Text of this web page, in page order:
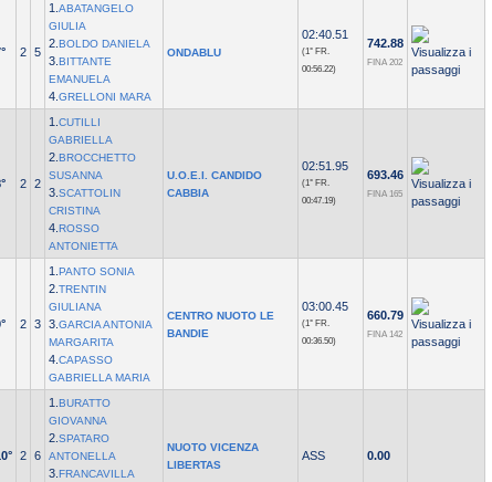
2 5
1. ABATANGELO
GIULIA
2. BOLDO DANIELA
3. BITTANTE
EMANUELA
4. GRELLONI MARA
ONDABLU
02:40.51
(1° FR.
00:56.22)
742.88
FINA 202
2 2
1. CUTILLI
GABRIELLA
2. BROCCHETTO
SUSANNA
3. SCATTOLIN
CRISTINA
4. ROSSO
ANTONIETTA
U.O.E.I. CANDIDO
CABBIA
02:51.95
(1° FR.
00:47.19)
693.46
FINA 165
2 3
1. PANTO SONIA
2. TRENTIN
GIULIANA
3. GARCIA ANTONIA
MARGARITA
4. CAPASSO
GABRIELLA MARIA
CENTRO NUOTO LE
BANDIE
03:00.45
(1° FR.
00:36.50)
660.79
FINA 142
2 6
1. BURATTO
GIOVANNA
2. SPATARO
ANTONELLA
3. FRANCAVILLA
NUOTO VICENZA
LIBERTAS
ASS 0.00